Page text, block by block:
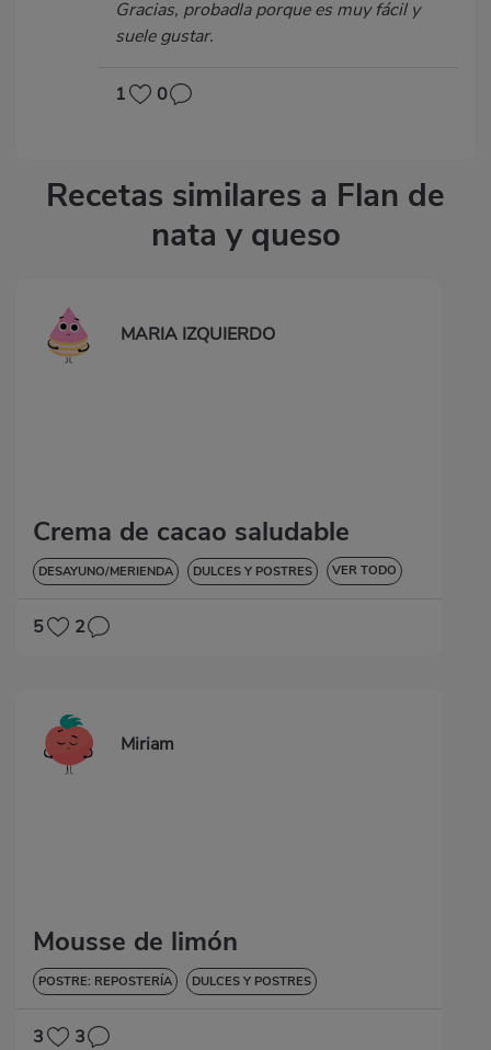
Gracias, probadla porque es muy fácil y
suele gustar.
1 0
Recetas similares a Flan de
nata y queso
MARIA IZQUIERDO
Crema de cacao saludable
DESAYUNO/MERIENDA DULCES Y POSTRES VER TODO
5 2
Miriam
Mousse de limón
POSTRE: REPOSTERÍA DULCES Y POSTRES
3 3